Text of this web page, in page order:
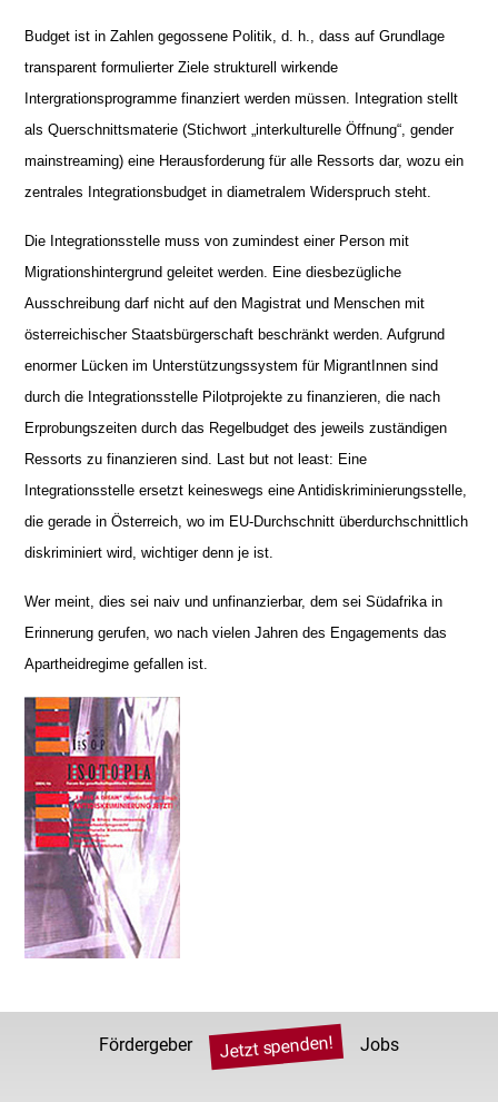
Budget ist in Zahlen gegossene Politik, d. h., dass auf Grundlage
transparent formulierter Ziele strukturell wirkende
Intergrationsprogramme finanziert werden müssen. Integration stellt
als Querschnittsmaterie (Stichwort „interkulturelle Öffnung“, gender
mainstreaming) eine Herausforderung für alle Ressorts dar, wozu ein
zentrales Integrationsbudget in diametralem Widerspruch steht.
Die Integrationsstelle muss von zumindest einer Person mit
Migrationshintergrund geleitet werden. Eine diesbezügliche
Ausschreibung darf nicht auf den Magistrat und Menschen mit
österreichischer Staatsbürgerschaft beschränkt werden. Aufgrund
enormer Lücken im Unterstützungssystem für MigrantInnen sind
durch die Integrationsstelle Pilotprojekte zu finanzieren, die nach
Erprobungszeiten durch das Regelbudget des jeweils zuständigen
Ressorts zu finanzieren sind. Last but not least: Eine
Integrationsstelle ersetzt keineswegs eine Antidiskriminierungsstelle,
die gerade in Österreich, wo im EU-Durchschnitt überdurchschnittlich
diskriminiert wird, wichtiger denn je ist.
Wer meint, dies sei naiv und unfinanzierbar, dem sei Südafrika in
Erinnerung gerufen, wo nach vielen Jahren des Engagements das
Apartheidregime gefallen ist.
Fördergeber Jetzt spenden! Jobs